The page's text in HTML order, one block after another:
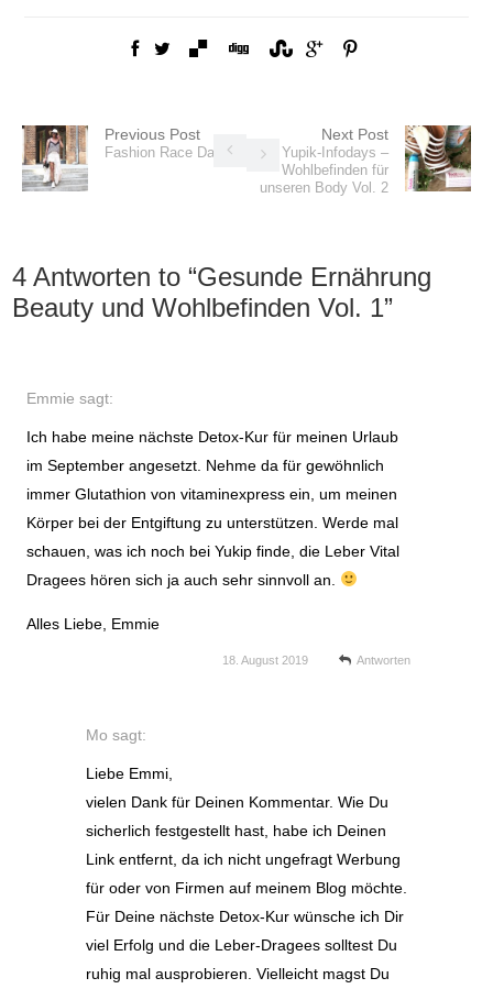
Previous Post
Fashion Race Day
Next Post
Yupik-Infodays –
Wohlbefinden für
unseren Body Vol. 2
4 Antworten to “Gesunde Ernährung
Beauty und Wohlbefinden Vol. 1”
Emmie sagt:
Ich habe meine nächste Detox-Kur für meinen Urlaub
im September angesetzt. Nehme da für gewöhnlich
immer Glutathion von vitaminexpress ein, um meinen
Körper bei der Entgiftung zu unterstützen. Werde mal
schauen, was ich noch bei Yukip finde, die Leber Vital
Dragees hören sich ja auch sehr sinnvoll an.
Alles Liebe, Emmie
18. August 2019 Antworten
Mo sagt:
Liebe Emmi,
vielen Dank für Deinen Kommentar. Wie Du
sicherlich festgestellt hast, habe ich Deinen
Link entfernt, da ich nicht ungefragt Werbung
für oder von Firmen auf meinem Blog möchte.
Für Deine nächste Detox-Kur wünsche ich Dir
viel Erfolg und die Leber-Dragees solltest Du
ruhig mal ausprobieren. Vielleicht magst Du